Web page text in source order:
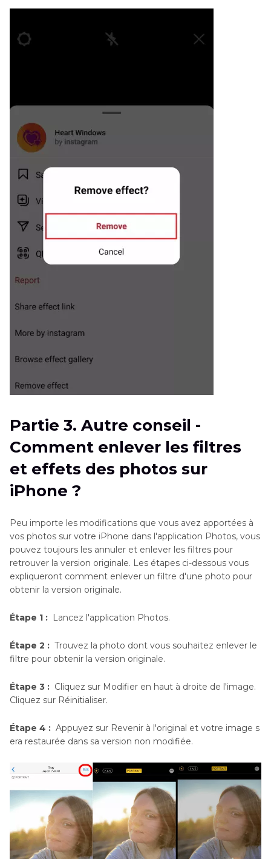
Partie 3. Autre conseil -
Comment enlever les filtres
et effets des photos sur
iPhone ?
Peu importe les modifications que vous avez apportées à
vos photos sur votre iPhone dans l'application Photos, vous
pouvez toujours les annuler et enlever les filtres pour
retrouver la version originale. Les étapes ci-dessous vous
expliqueront comment enlever un filtre d'une photo pour
obtenir la version originale.
Étape 1 : Lancez l'application Photos.
Étape 2 : Trouvez la photo dont vous souhaitez enlever le
filtre pour obtenir la version originale.
Étape 3 : Cliquez sur Modifier en haut à droite de l'image.
Cliquez sur Réinitialiser.
Étape 4 : Appuyez sur Revenir à l'original et votre image s
era restaurée dans sa version non modifiée.